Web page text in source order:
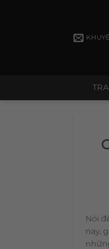
Nói
nay,